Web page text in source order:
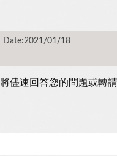
Date:2021/01/18
儘速回答您的問題或轉